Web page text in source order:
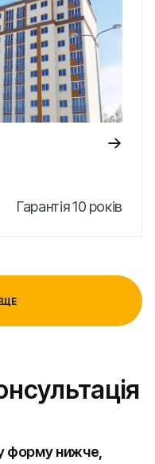
Гарантія 10 років
у форму нижче,